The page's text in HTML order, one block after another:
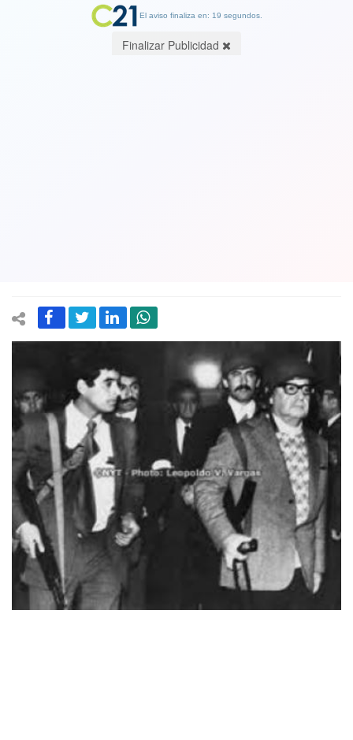
El aviso finaliza en: 19 segundos.
Finalizar Publicidad